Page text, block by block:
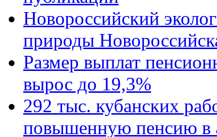
Новороссийский
природы
Размер выплат
вырос до 19,3%
292 тыс. кубанских
повышенную пенсию в